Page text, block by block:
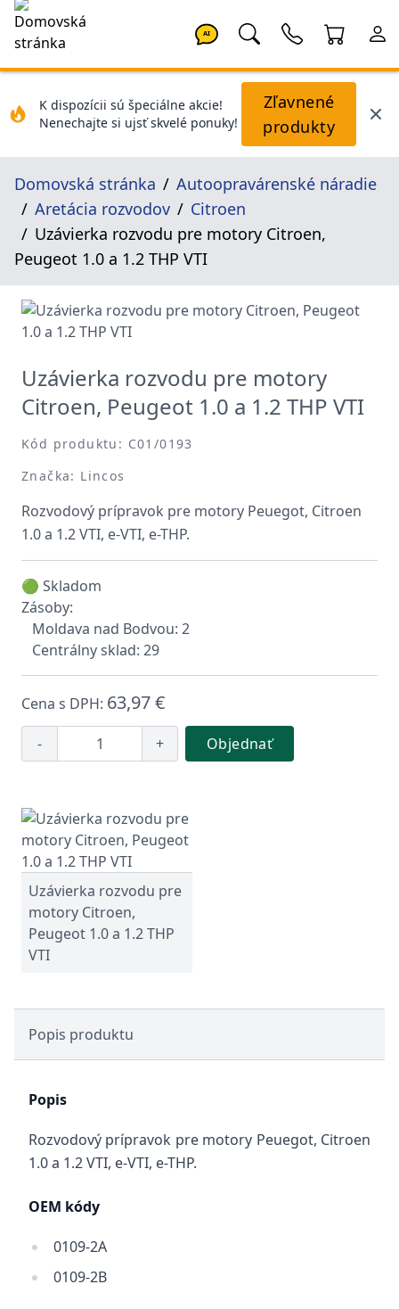
AI
K dispozícii sú špeciálne akcie!
Nenechajte si ujsť skvelé ponuky!
Zľavnené
produkty
Domovská stránka
Autoopravárenské náradie
Aretácia rozvodov
Citroen
Uzávierka rozvodu pre motory Citroen,
Peugeot 1.0 a 1.2 THP VTI
Uzávierka rozvodu pre motory
Citroen, Peugeot 1.0 a 1.2 THP VTI
Kód produktu: C01/0193
Značka: Lincos
Rozvodový prípravok pre motory Peuegot, Citroen
1.0 a 1.2 VTI, e-VTI, e-THP.
🟢 Skladom
Zásoby:
Moldava nad Bodvou: 2
Centrálny sklad: 29
Cena s DPH: 63,97 €
- + Objednať
Uzávierka rozvodu pre
motory Citroen,
Peugeot 1.0 a 1.2 THP
VTI
Popis produktu
Popis
Rozvodový prípravok pre motory Peuegot, Citroen
1.0 a 1.2 VTI, e-VTI, e-THP.
OEM kódy
0109-2A
0109-2B